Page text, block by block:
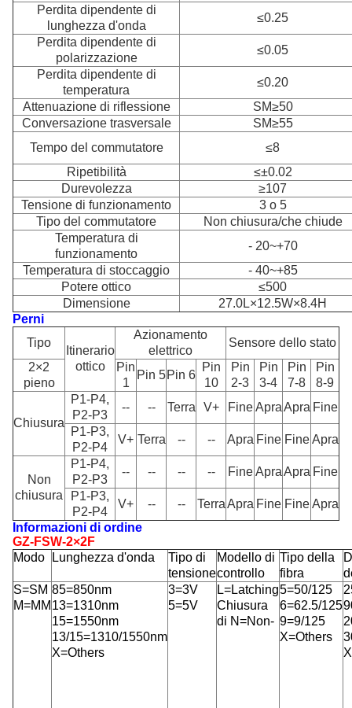
Perdita dipendente di
lunghezza d'onda
≤0.25
Perdita dipendente di
polarizzazione
≤0.05
Perdita dipendente di
temperatura
≤0.20
Attenuazione di riflessione
SM≥50
Conversazione trasversale
SM≥55
Tempo del commutatore
≤8
Ripetibilità
≤±0.02
Durevolezza
≥107
Tensione di funzionamento
3 o 5
Tipo del commutatore
Non chiusura/che chiude
Temperatura di
funzionamento
- 20~+70
Temperatura di stoccaggio
- 40~+85
Potere ottico
≤500
Dimensione
27.0L×12.5W×8.4H
Perni
Tipo
Itinerario
ottico
Azionamento
elettrico
Sensore dello stato
2×2
pieno
Pin
1
Pin 5Pin 6
Pin
10
Pin
2-3
Pin
3-4
Pin
7-8
Pin
8-9
Chiusura
P1-P4,
P2-P3
-- -- Terra V+ Fine ApraApra Fine
P1-P3,
P2-P4
V+ Terra -- -- Apra Fine Fine Apra
Non
chiusura
P1-P4,
P2-P3
-- -- -- -- Fine ApraApra Fine
P1-P3,
P2-P4
V+ -- -- TerraApra Fine Fine Apra
Informazioni di ordine
GZ-FSW-2×2F
Modo
Lunghezza d'onda
Tipo di
tensione
Modello di
controllo
Tipo della
fibra
S=SM
M=MM
85=850nm
13=1310nm
15=1550nm
13/15=1310/1550nm
X=Others
3=3V
5=5V
L=Latching
Chiusura
di N=Non-
5=50/125
6=62.5/125
9=9/125
X=Others